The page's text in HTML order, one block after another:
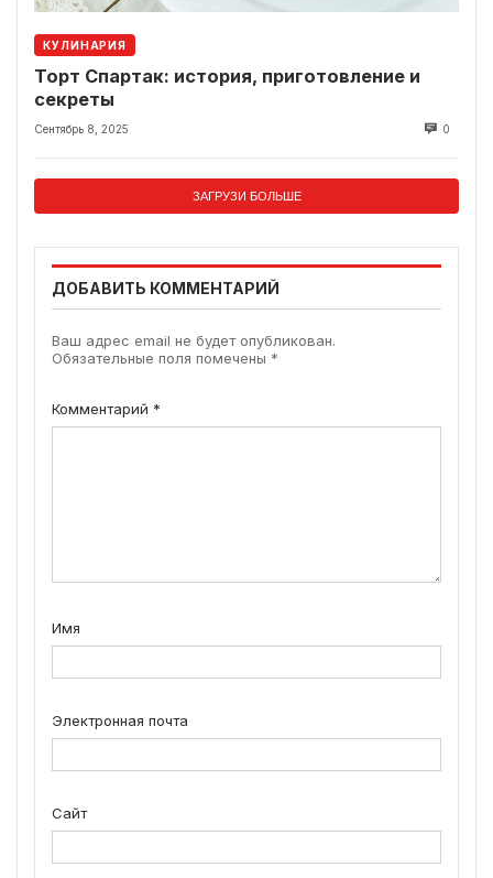
КУЛИНАРИЯ
Торт Спартак: история, приготовление и
секреты
Сентябрь 8, 2025 0
ЗАГРУЗИ БОЛЬШЕ
ДОБАВИТЬ КОММЕНТАРИЙ
Ваш адрес email не будет опубликован.
Обязательные поля помечены *
Комментарий *
Имя
Электронная почта
Сайт